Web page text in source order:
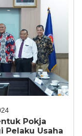
Pokja
Pelaku Usaha